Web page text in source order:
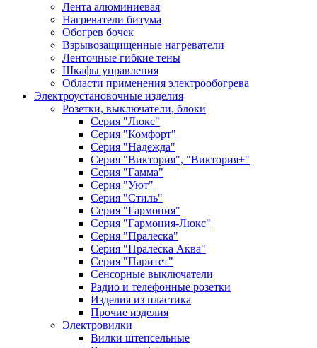
Лента алюминиевая
Нагреватели битума
Обогрев бочек
Взрывозащищенные нагреватели
Ленточные гибкие тены
Шкафы управления
Области применения электрообогрева
Электроустановочные изделия
Розетки, выключатели, блоки
Серия "Люкс"
Серия "Комфорт"
Серия "Надежда"
Серия "Виктория", "Виктория+"
Серия "Гамма"
Серия "Уют"
Серия "Стиль"
Серия "Гармония"
Серия "Гармония-Люкс"
Серия "Пралеска"
Серия "Пралеска Аква"
Серия "Паритет"
Сенсорные выключатели
Радио и телефонные розетки
Изделия из пластика
Прочие изделия
Электровилки
Вилки штепсельные